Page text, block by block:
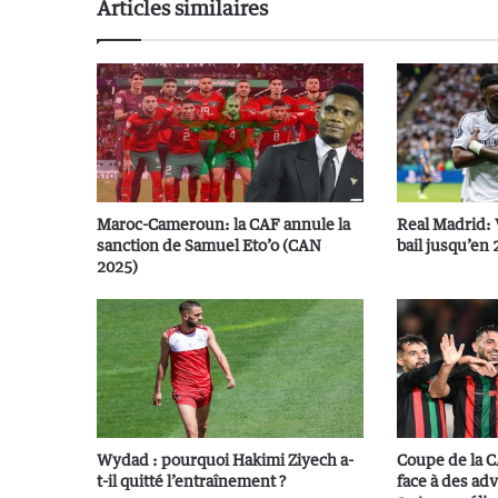
Articles similaires
Maroc-Cameroun: la CAF annule la
sanction de Samuel Eto’o (CAN
2025)
Real Madrid:
bail jusqu’en
Wydad : pourquoi Hakimi Ziyech a-
t-il quitté l’entraînement ?
Coupe de la
face à des